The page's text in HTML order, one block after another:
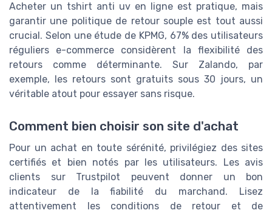
Acheter un tshirt anti uv en ligne est pratique, mais
garantir une politique de retour souple est tout aussi
crucial. Selon une étude de KPMG, 67% des utilisateurs
réguliers e-commerce considèrent la flexibilité des
retours comme déterminante. Sur Zalando, par
exemple, les retours sont gratuits sous 30 jours, un
véritable atout pour essayer sans risque.
Comment bien choisir son site d'achat
Pour un achat en toute sérénité, privilégiez des sites
certifiés et bien notés par les utilisateurs. Les avis
clients sur Trustpilot peuvent donner un bon
indicateur de la fiabilité du marchand. Lisez
attentivement les conditions de retour et de